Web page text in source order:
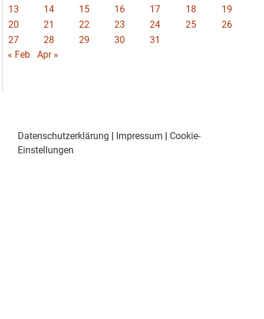
13
14 15 16 17 18
19
20
21 22 23 24 25
26
27
28 29 30
31
« Feb
Apr »
Datenschutzerklärung | Impressum | Cookie-
Einstellungen